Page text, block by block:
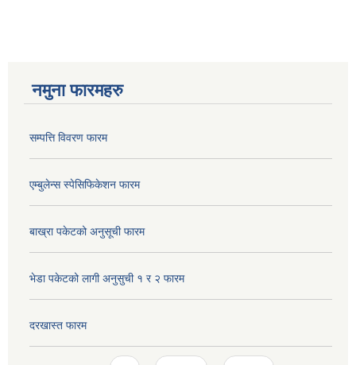
नमुना फारमहरु
सम्पत्ति विवरण फारम
एम्बुलेन्स स्पेसिफिकेशन फारम
बाख्रा पकेटको अनुसूची फारम
भेडा पकेटको लागी अनुसुची १ र २ फारम
दरखास्त फारम